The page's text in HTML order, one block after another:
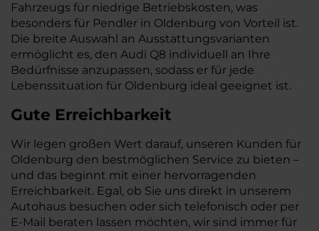
Fahrzeugs für niedrige Betriebskosten, was
besonders für Pendler in Oldenburg von Vorteil ist.
Die breite Auswahl an Ausstattungsvarianten
ermöglicht es, den Audi Q8 individuell an Ihre
Bedürfnisse anzupassen, sodass er für jede
Lebenssituation für Oldenburg ideal geeignet ist.
Gute Erreichbarkeit
Wir legen großen Wert darauf, unseren Kunden für
Oldenburg den bestmöglichen Service zu bieten –
und das beginnt mit einer hervorragenden
Erreichbarkeit. Egal, ob Sie uns direkt in unserem
Autohaus besuchen oder sich telefonisch oder per
E-Mail beraten lassen möchten, wir sind immer für